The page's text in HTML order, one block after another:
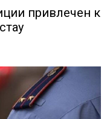
привлечен к